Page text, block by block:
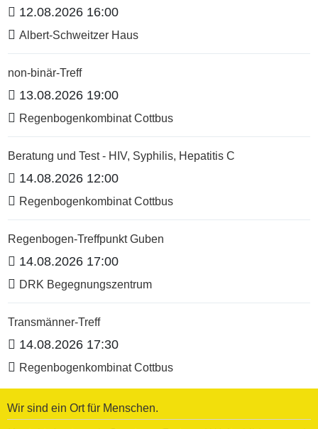
12.08.2026 16:00
Albert-Schweitzer Haus
non-binär-Treff
13.08.2026 19:00
Regenbogenkombinat Cottbus
Beratung und Test - HIV, Syphilis, Hepatitis C
14.08.2026 12:00
Regenbogenkombinat Cottbus
Regenbogen-Treffpunkt Guben
14.08.2026 17:00
DRK Begegnungszentrum
Transmänner-Treff
14.08.2026 17:30
Regenbogenkombinat Cottbus
Wir sind ein Ort für Menschen.